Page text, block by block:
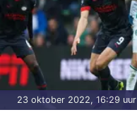
23 oktober 2022, 16:29 uur